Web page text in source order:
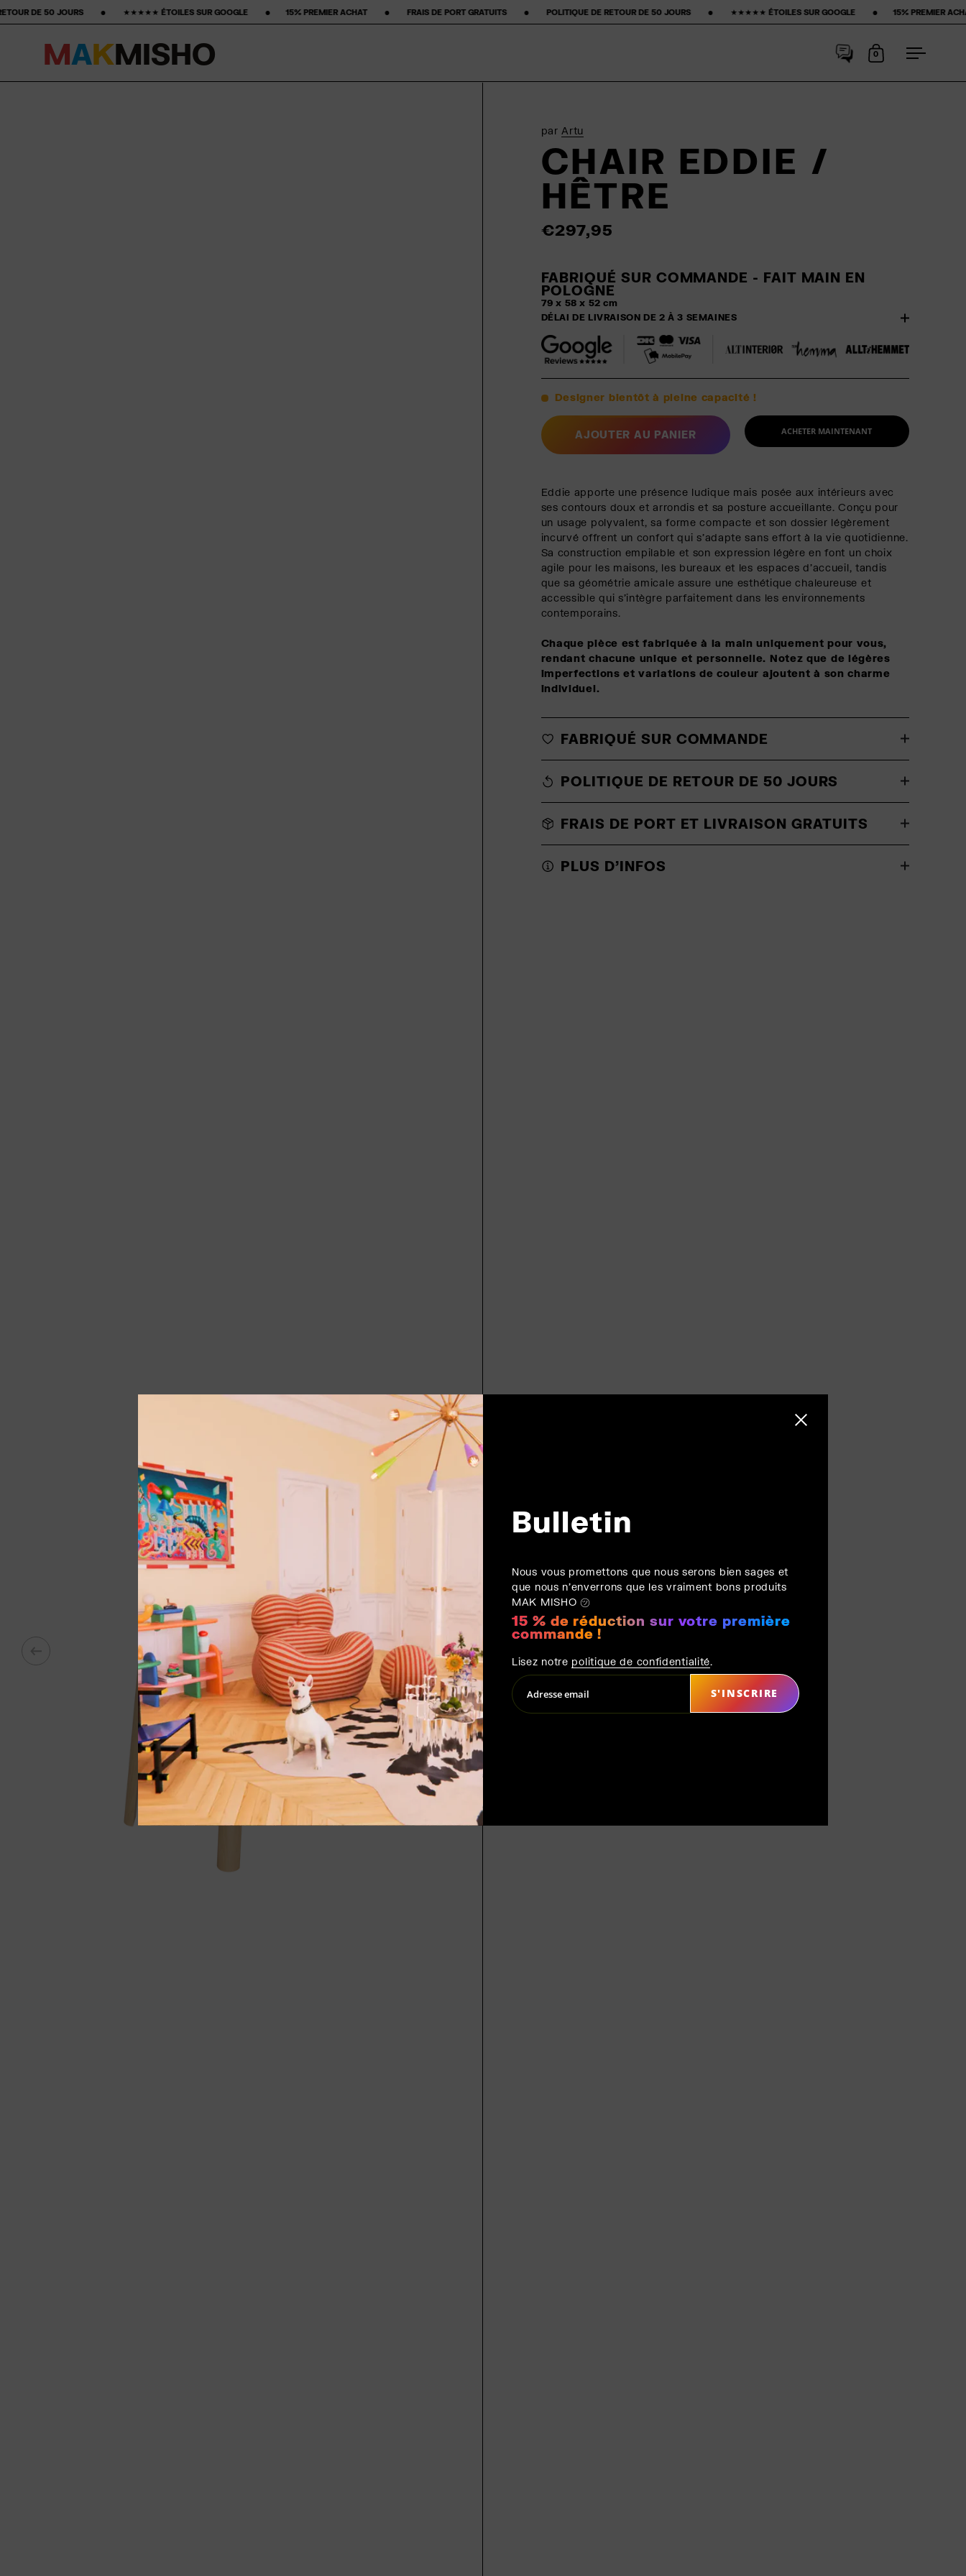
★★★★★ ÉTOILES SUR GOOGLE ‎ ‎ ‎ ‎ ‎ ‎ ‎ •‎ ‎ ‎ ‎ ‎ ‎ ‎ ‎15% PREMIER ACHAT‎ ‎ ‎ ‎ ‎ ‎ ‎ ‎ •‎ ‎ ‎ ‎ ‎ ‎ ‎ ‎ FRAIS DE PORT GRATUITS ‎ ‎ ‎ ‎ ‎ ‎ ‎ •‎ ‎ ‎ ‎ ‎ ‎ ‎ ‎ POLITIQUE DE RETOUR DE 50 JOURS ‎ ‎ ‎ ‎ ‎ ‎ ‎ •‎ ‎ ‎ ‎ ‎ ‎ ‎ ‎ ★★★★★ ÉTOILES SUR GOOGLE ‎ ‎ ‎ ‎ ‎ ‎ ‎ •‎ 15% PREMIER ACHAT‎ ‎ ‎ ‎ ‎ ‎ ‎ ‎ •‎ ‎ ‎ ‎ ‎ ‎ ‎ ‎ FRAIS DE
MAKMISHO Ouvrir le panier
0
Ouvrir le
par Artu
CHAIR EDDIE /
HÊTRE
€297,95
FABRIQUÉ SUR COMMANDE - FAIT MAIN EN
POLOGNE
79 x 58 x 52 cm
DÉLAI DE LIVRAISON DE 2 À 3 SEMAINES
Designer bientôt à pleine capacité !
AJOUTER AU PANIER ACHETER MAINTENANT
Eddie apporte une présence ludique mais posée aux intérieurs avec
ses contours doux et arrondis et sa posture accueillante. Conçu pour
un usage polyvalent, sa forme compacte et son dossier légèrement
incurvé offrent un confort qui s'adapte sans effort à la vie quotidienne.
Sa construction empilable et son expression légère en font un choix
agile pour les maisons, les bureaux et les espaces d'accueil, tandis
que sa géométrie amicale assure une esthétique chaleureuse et
accessible qui s'intègre parfaitement dans les environnements
contemporains.
Chaque pièce est fabriquée à la main uniquement pour vous,
rendant chacune unique et personnelle. Notez que de légères
imperfections et variations de couleur ajoutent à son charme
individuel.
FABRIQUÉ SUR COMMANDE
POLITIQUE DE RETOUR DE 50 JOURS
FRAIS DE PORT ET LIVRAISON GRATUITS
PLUS D'INFOS
Bulletin
Nous vous promettons que nous serons bien sages et
que nous n'enverrons que les vraiment bons produits
MAK MISHO ㋡
15 % de réduction sur votre première
commande !
Lisez notre politique de confidentialité.
S'INSCRIRE
Fermer la barre latérale